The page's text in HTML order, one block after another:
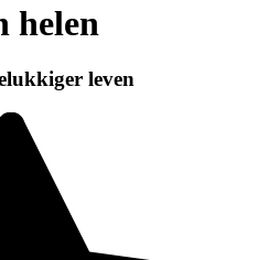
helen
leven